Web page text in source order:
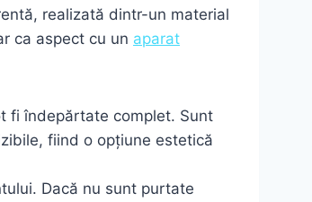
realizată dintr-un material
ca aspect cu un aparat
fi îndepărtate complet. Sunt
fiind o opțiune estetică
Dacă nu sunt purtate